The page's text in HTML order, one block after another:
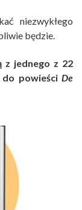
niezwykłego
będzie.
z jednego z 22
powieści De